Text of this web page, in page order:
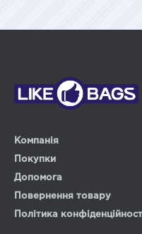
Компанія
Покупки
Допомога
Повернення товару
Політика